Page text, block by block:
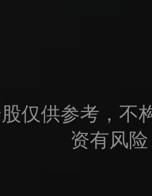
仅供参考，不
资有风